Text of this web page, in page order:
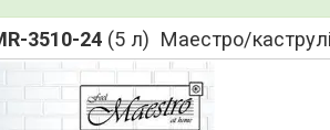
3510-24 (5 л) Маестро/